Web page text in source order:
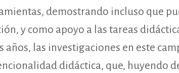
demostrando incluso que
y como apoyo a las tareas
años, las investigaciones en este
didáctica, que, huyendo